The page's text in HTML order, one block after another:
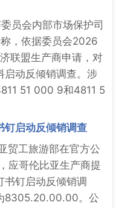
员会内部市场保护司
，依据委员会2026
联盟生产商申请，对
启动反倾销调查。涉
51 000 9和4811 5
钉启动反倾销调查
贸工旅游部在官方公
应哥伦比亚生产商提
书钉启动反倾销调
8305.20.00.00。公